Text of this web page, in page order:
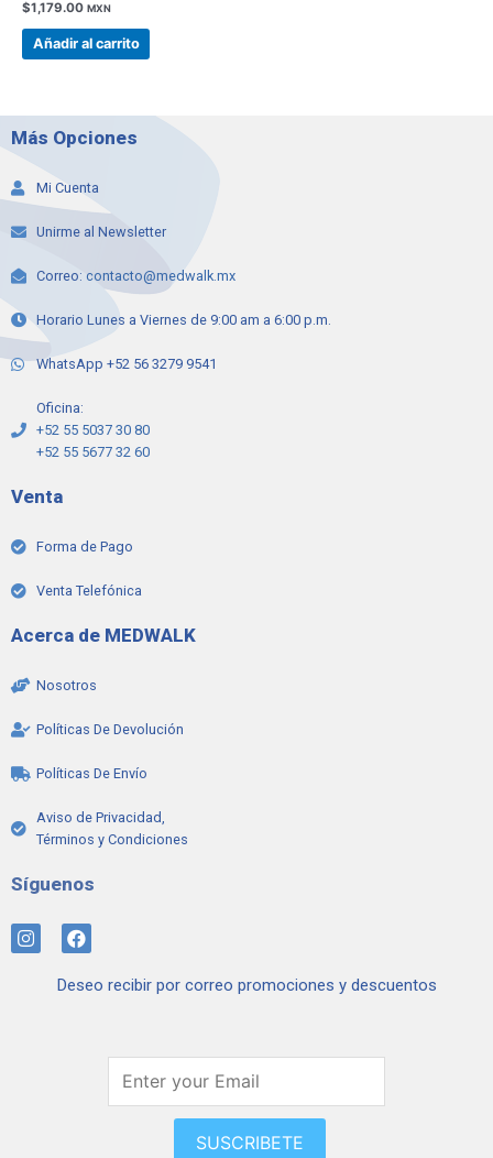
$1,179.00 MXN
Añadir al carrito
Más Opciones
Mi Cuenta
Unirme al Newsletter
Correo: contacto@medwalk.mx
Horario Lunes a Viernes de 9:00 am a 6:00 p.m.
WhatsApp +52 56 3279 9541
Oficina:
+52 55 5037 30 80
+52 55 5677 32 60
Venta
Forma de Pago
Venta Telefónica
Acerca de MEDWALK
Nosotros
Políticas De Devolución
Políticas De Envío
Aviso de Privacidad,
Términos y Condiciones
Síguenos
I
n
F
a
e
Deseo recibir por correo promociones y descuentos
SUSCRIBETE